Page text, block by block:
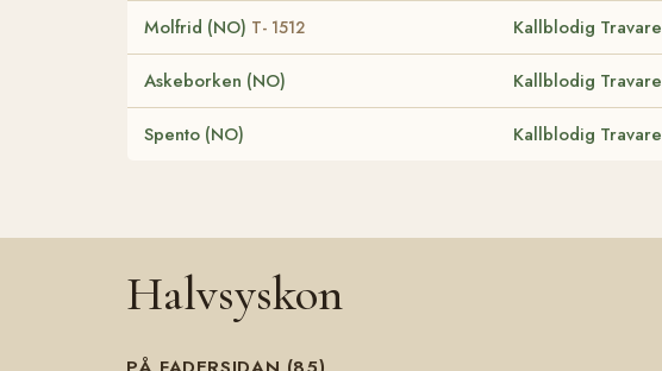
Molfrid (NO) T- 1512 Kallblodig Travare
Askeborken (NO) Kallblodig Travare
Spento (NO) Kallblodig Travare
Halvsyskon